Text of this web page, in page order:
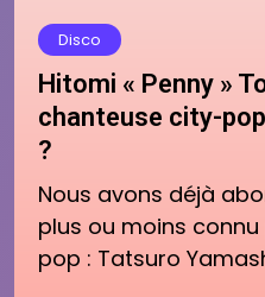
Disco
Hitomi « Penny »
chanteuse city-
?
Nous avons déjà
plus ou moins
pop : Tatsuro